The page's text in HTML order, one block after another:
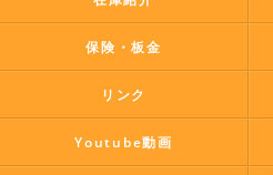
保険・板金
リンク
Youtube動画